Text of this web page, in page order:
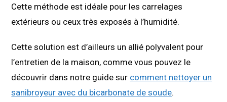
Cette méthode est idéale pour les carrelages
extérieurs ou ceux très exposés à l’humidité.
Cette solution est d’ailleurs un allié polyvalent pour
l’entretien de la maison, comme vous pouvez le
découvrir dans notre guide sur comment nettoyer un
sanibroyeur avec du bicarbonate de soude.